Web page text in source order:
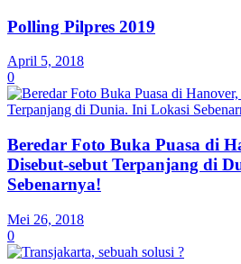
Polling Pilpres 2019
April 5, 2018
0
Beredar Foto Buka Puasa di
Disebut-sebut Terpanjang di
Sebenarnya!
Mei 26, 2018
0